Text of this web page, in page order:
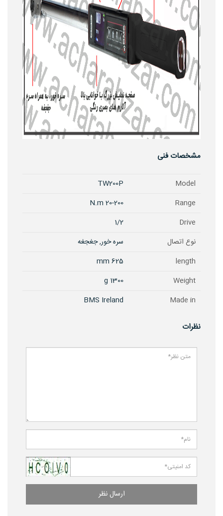
مشخصات فنی
Model
TW200P
Range
20-200 N.m
Drive
1/2
نوع اتصال
سره خور, جغجغه
length
625 mm
Weight
1300 g
Made in
BMS Ireland
نظرات
ارسال نظر